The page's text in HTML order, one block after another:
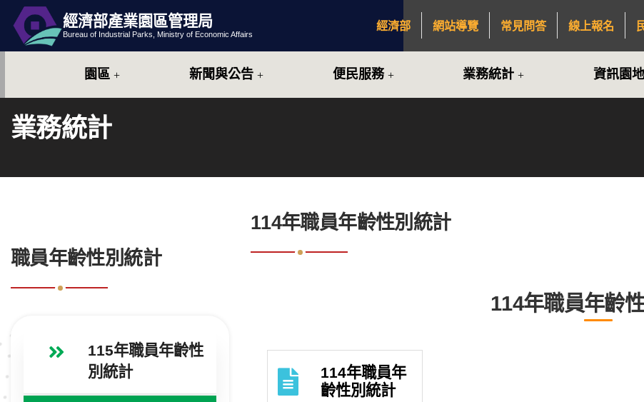
跳到主要內容
網站導覽
經濟部產業園區管理局
Bureau of Industrial Parks, Ministry of Economic Affairs
經濟部 網站導覽 常見問答 線上報名
園區 新聞與公告 便民服務 業務統計 資訊園地
業務統計
職員年齡性別統計
115年職員年齡性
別統計
114年職員年齡性別統計
114年職員年齡
114年職員年
齡性別統計